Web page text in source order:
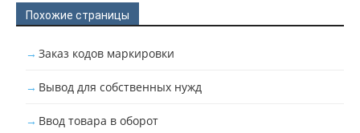
Похожие страницы
Заказ кодов маркировки
Вывод для собственных нужд
Ввод товара в оборот